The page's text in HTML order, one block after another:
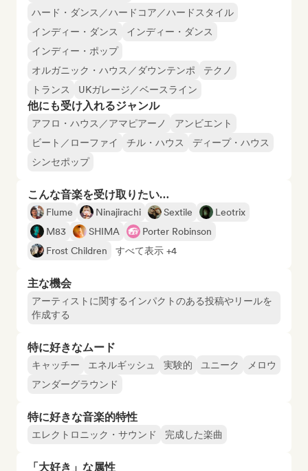
ハード・ダンス／ハードコア／ハードスタイル
インディー・ダンス
インディー・ダンス
インディー・ポップ
オルガニック・ハウス／ダウンテンポ
テクノ
トランス
UKガレージ／ベースライン
他にも受け入れるジャンル
アフロ・ハウス／アマピアーノ
アンビエント
ビート／ローファイ
チル・ハウス
ディープ・ハウス
シンセポップ
こんな音楽を受け取りたい…
Flume Ninajirachi Sextile
Leotrix
M83
SHIMA
Porter Robinson
Frost Children
すべて表示 +4
主な機会
アーティストに関するインパクトのある投稿やリールを
作成する
特に好きなムード
キャッチー エネルギッシュ 実験的 ユニーク
メロウ
アンダーグラウンド
特に好きな音楽的特性
エレクトロニック・サウンド 完成した楽曲
「大好き」な属性